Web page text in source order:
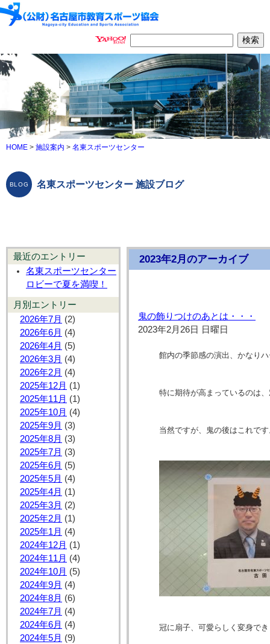
HOME > 施設案内 > 名東スポーツセンター
名東スポーツセンター 施設ブログ
最近のエントリー
名東スポーツセンター
ロビーで夏を満喫！
月別エントリー
2026年7月 (2)
2026年6月 (4)
2026年4月 (5)
2026年3月 (4)
2026年2月 (4)
2025年12月 (1)
2025年11月 (1)
2025年10月 (4)
2025年9月 (3)
2025年8月 (3)
2025年7月 (3)
2025年6月 (5)
2025年5月 (4)
2025年4月 (1)
2025年3月 (2)
2025年2月 (1)
2025年1月 (4)
2024年12月 (1)
2024年11月 (4)
2024年10月 (5)
2024年9月 (4)
2024年8月 (6)
2024年7月 (4)
2024年6月 (4)
2024年5月 (9)
2023年2月のアーカイブ
鬼の飾りつけのあとは・・・
2023年2月26日 日曜日
館内の季節感の演出、かなり
特に期待が高まっているのは
当然ですが、鬼の後はこれで
冠に扇子、可愛らしく変身で